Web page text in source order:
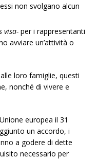
non svolgano alcun
visa- per i rappresentanti
avviare un’attività o
loro famiglie, questi
nonché di vivere e
europea il 31
un accordo, i
a godere di dette
necessario per